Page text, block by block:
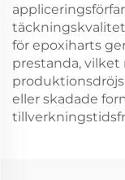
för epoxiharts
prestanda, vilket
eller skadade